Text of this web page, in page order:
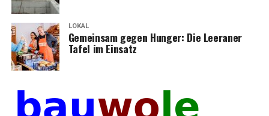
LOKAL
Gemein­sam gegen Hun­ger: Die Leera­ner
Tafel im Einsatz